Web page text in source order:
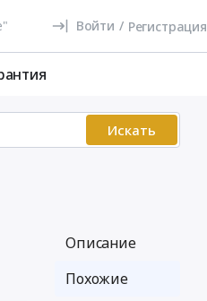
Войти / Регистрация
Искать
Описание
Похожие